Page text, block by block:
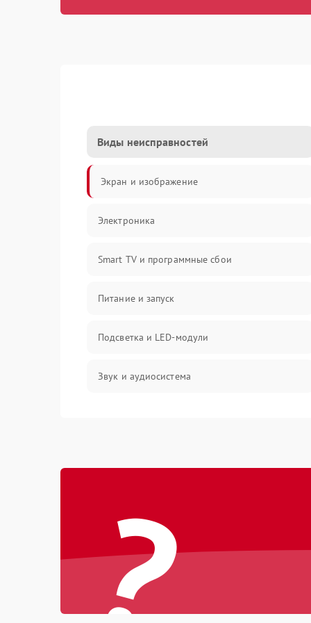
Виды неисправностей
Экран и изображение
Электроника
Smart TV и программные сбои
Питание и запуск
Подсветка и LED-модули
Звук и аудиосистема
Программное обеспечение
Корпус и механика
Пульт и управление
?